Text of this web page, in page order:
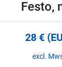
19,50 €
excl.